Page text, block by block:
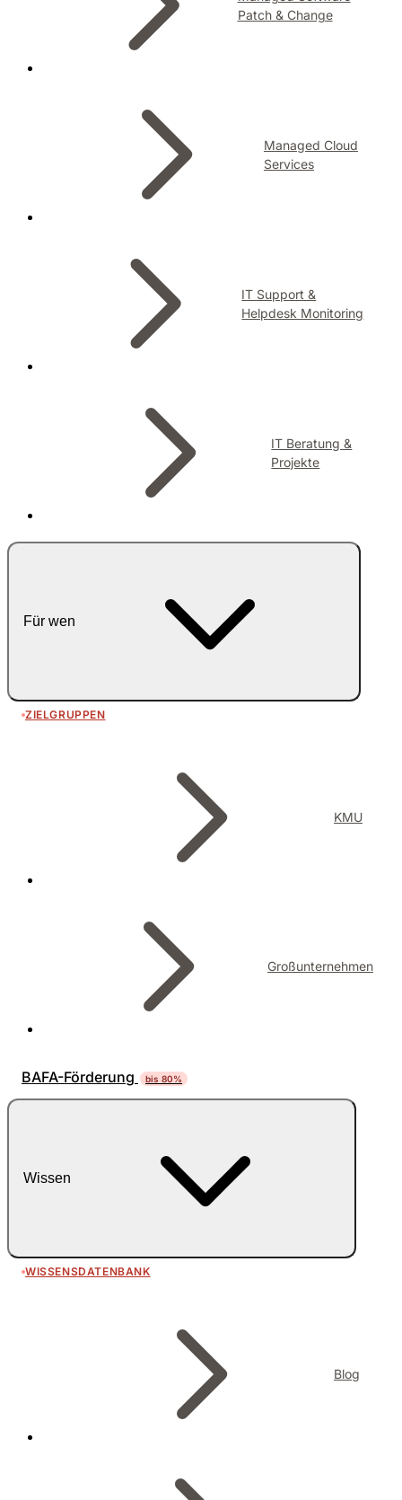
Patch & Change
Managed Cloud
Services
IT Support &
Helpdesk Monitoring
IT Beratung &
Projekte
Für wen
ZIELGRUPPEN
KMU
Großunternehmen
BAFA-Förderung bis 80%
Wissen
WISSENSDATENBANK
Blog